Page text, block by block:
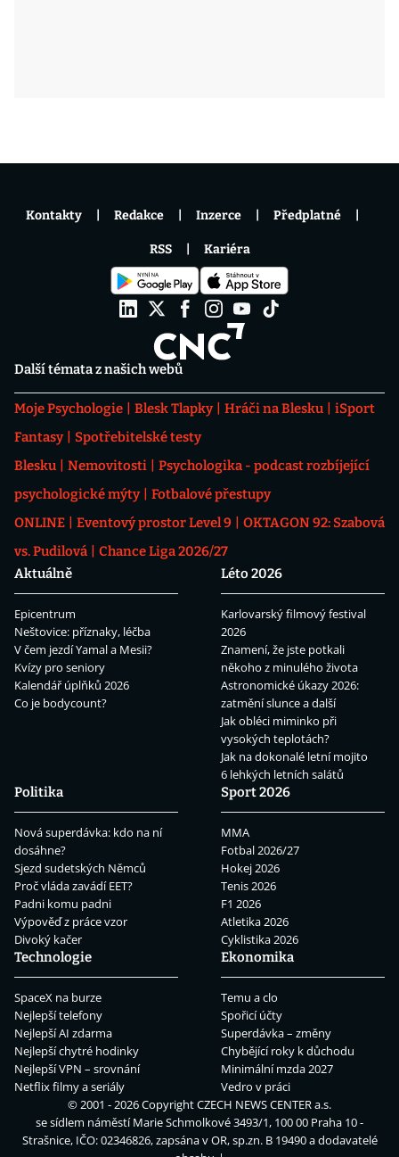
Další témata z našich webů
Moje Psychologie Blesk Tlapky Hráči na Blesku
iSport
Fantasy
Spotřebitelské testy
Blesku
Nemovitosti
Psychologika - podcast rozbíjející
psychologické mýty
Fotbalové přestupy
ONLINE
Eventový prostor Level 9
OKTAGON 92: Szabová
vs. Pudilová
Chance Liga 2026/27
Aktuálně
Epicentrum
Neštovice: příznaky, léčba
V čem jezdí Yamal a Mesii?
Kvízy pro seniory
Kalendář úplňků 2026
Co je bodycount?
Léto 2026
Karlovarský filmový festival
2026
Znamení, že jste potkali
někoho z minulého života
Astronomické úkazy 2026:
zatmění slunce a další
Jak obléci miminko při
vysokých teplotách?
Jak na dokonalé letní mojito
6 lehkých letních salátů
Politika
Nová superdávka: kdo na ní
dosáhne?
Sjezd sudetských Němců
Proč vláda zavádí EET?
Padni komu padni
Výpověď z práce vzor
Divoký kačer
Sport 2026
MMA
Fotbal 2026/27
Hokej 2026
Tenis 2026
F1 2026
Atletika 2026
Cyklistika 2026
Technologie
SpaceX na burze
Nejlepší telefony
Nejlepší AI zdarma
Nejlepší chytré hodinky
Nejlepší VPN – srovnání
Netflix filmy a seriály
Ekonomika
Temu a clo
Spořicí účty
Superdávka – změny
Chybějící roky k důchodu
Minimální mzda 2027
Vedro v práci
Kontakty Redakce Inzerce Předplatné
RSS Kariéra
© 2001 - 2026 CopyrightCZECH NEWS CENTER a.s.
se sídlem náměstí Marie Schmolkové 3493/1, 100 00 Praha 10 -
Strašnice, IČO: 02346826, zapsána v OR, sp.zn. B 19490 a dodavatelé